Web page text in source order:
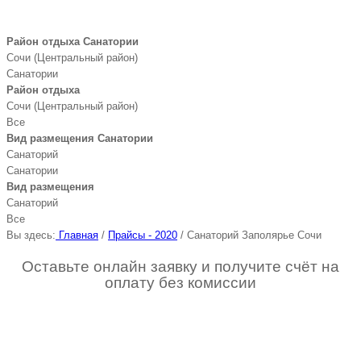
Район отдыха Санатории
Сочи (Центральный район)
Санатории
Район отдыха
Сочи (Центральный район)
Все
Вид размещения Санатории
Санаторий
Санатории
Вид размещения
Санаторий
Все
Вы здесь: Главная / Прайсы - 2020 / Санаторий Заполярье Сочи
Оставьте онлайн заявку и получите счёт на
оплату без комиссии